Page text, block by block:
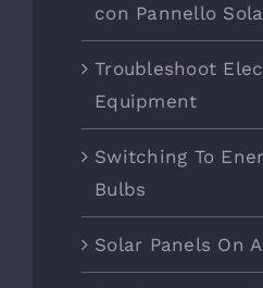
con Pannello
Troubleshoot
Equipment
Switching To
Bulbs
Solar Panels On